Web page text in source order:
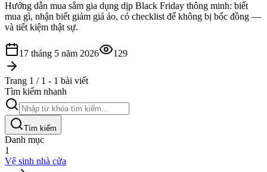
Hướng dẫn mua sắm gia dụng dịp Black Friday thông minh: biết
mua gì, nhận biết giảm giá ảo, có checklist để không bị bốc đồng —
và tiết kiệm thật sự.
17 tháng 5 năm 2026 129
Trang 1 / 1 - 1 bài viết
Tìm kiếm nhanh
Tìm kiếm
Danh mục
1
Vệ sinh nhà cửa